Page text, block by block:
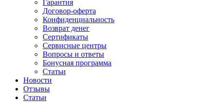
Гарантия
Договор-оферта
Конфиденциальность
Возврат денег
Сертификаты
Сервисные центры
Вопросы и ответы
Бонусная программа
Статьи
Новости
Отзывы
Статьи